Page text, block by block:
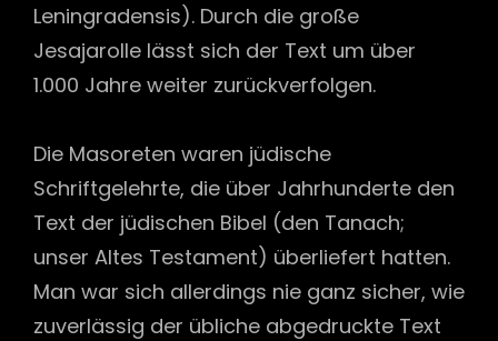
Leningradensis). Durch die große
Jesajarolle lässt sich der Text um über
1.000 Jahre weiter zurückverfolgen.
Die Masoreten waren jüdische
Schriftgelehrte, die über Jahrhunderte den
Text der jüdischen Bibel (den Tanach;
unser Altes Testament) überliefert hatten.
Man war sich allerdings nie ganz sicher, wie
zuverlässig der übliche abgedruckte Text